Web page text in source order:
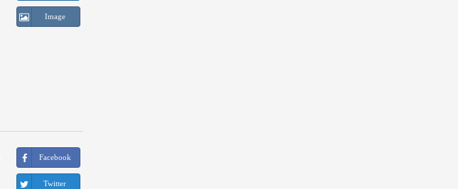
Image
Facebook
Twitter